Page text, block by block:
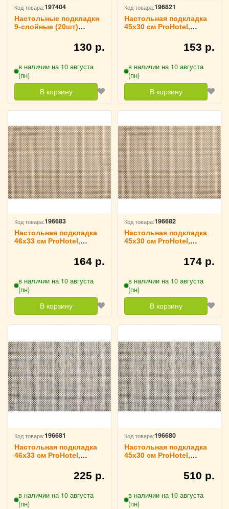
Код товара:197404
Настольные подкладки
9-слойные (20шт)
130 р.
в наличии на 10 августа
(пн)
В корзину
Код товара:196821
Настольная подкладка
45х30 см ProHotel,
153 р.
в наличии на 10 августа
(пн)
В корзину
Код товара:196683
Настольная подкладка
46х33 см ProHotel,
164 р.
в наличии на 10 августа
(пн)
В корзину
Код товара:196682
Настольная подкладка
45х30 см ProHotel,
174 р.
в наличии на 10 августа
(пн)
В корзину
Код товара:196681
Настольная подкладка
46х33 см ProHotel,
225 р.
в наличии на 10 августа
(пн)
Код товара:196680
Настольная подкладка
45х30 см ProHotel,
510 р.
в наличии на 10 августа
(пн)